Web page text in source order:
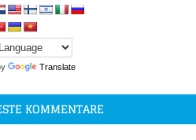
Translate
KOMMENTARE